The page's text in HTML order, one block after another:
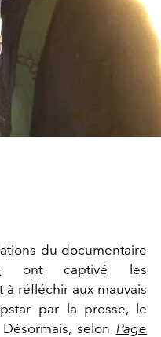
du documentaire
ont captivé les
réfléchir aux mauvais
par la presse, le
selon Page